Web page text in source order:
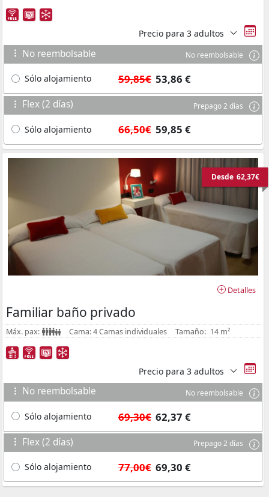
Precio para 3 adultos
No reembolsable No reembolsable
Sólo alojamiento 59,85€ 53,86 €
Flex (2 días) Prepago 2 días
Sólo alojamiento 66,50€ 59,85 €
Desde 62,37€
Detalles
Familiar baño privado
Máx. pax: Cama: 4 Camas individuales Tamaño: 14 m²
Precio para 3 adultos
No reembolsable No reembolsable
Sólo alojamiento 69,30€ 62,37 €
Flex (2 días) Prepago 2 días
Sólo alojamiento 77,00€ 69,30 €